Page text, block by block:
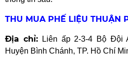
THU MUA PHẾ LIỆU THUẬN
Địa chỉ:
Liên ấp 2-3-4 Bộ Đội
Huyện Bình Chánh, TP. Hồ Chí